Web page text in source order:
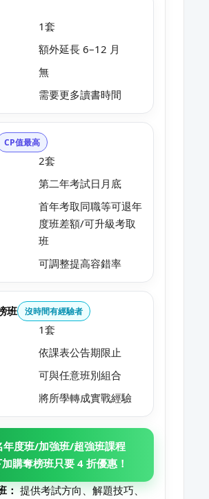
1套
額外延長 6–12 月
無
需要更多讀書時間
CP值最高
2套
第二年考試日月底
首年考取同職等可退年
度班差額/可升級考取
班
可調整提高容錯率
班 沒時間有經驗者
1套
依課表公告期限止
可與任意班別組合
將所學轉成實戰經驗
年度班/加強班/超強班課程
購奪榜班只要 4 折優惠！
：提供考試方向、解題技巧、